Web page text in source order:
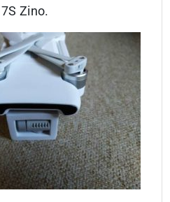
Zino.